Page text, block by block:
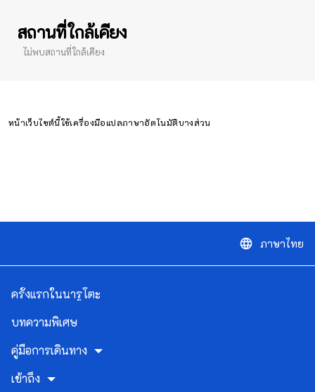
สถานที่ใกล้เคียง
ไม่พบสถานที่ใกล้เคียง
หน้าเว็บไซต์นี้ใช้เครื่องมือแปลภาษาอัตโนมัติบางส่วน
language ภาษาไทย
ครั้งแรกในนารูโตะ
บทความพิเศษ
คู่มือการเดินทาง
เข้าถึง